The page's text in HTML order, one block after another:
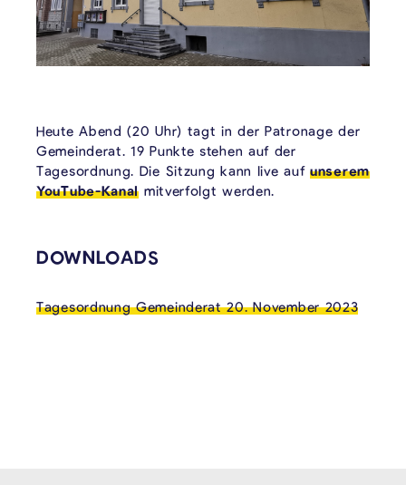
Heute Abend (20 Uhr) tagt in der Patronage der
Gemeinderat. 19 Punkte stehen auf der
Tagesordnung. Die Sitzung kann live auf unserem
YouTube-Kanal mitverfolgt werden.
VERKNÜPFTE INHALTE
DOWNLOADS
Tagesordnung Gemeinderat 20. November 2023